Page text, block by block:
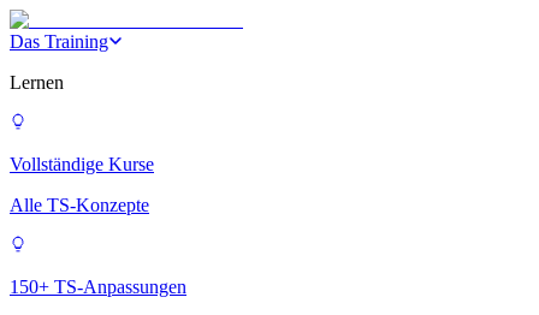
Das Training
Lernen
Vollständige Kurse
Alle TS-Konzepte
150+ TS-Anpassungen